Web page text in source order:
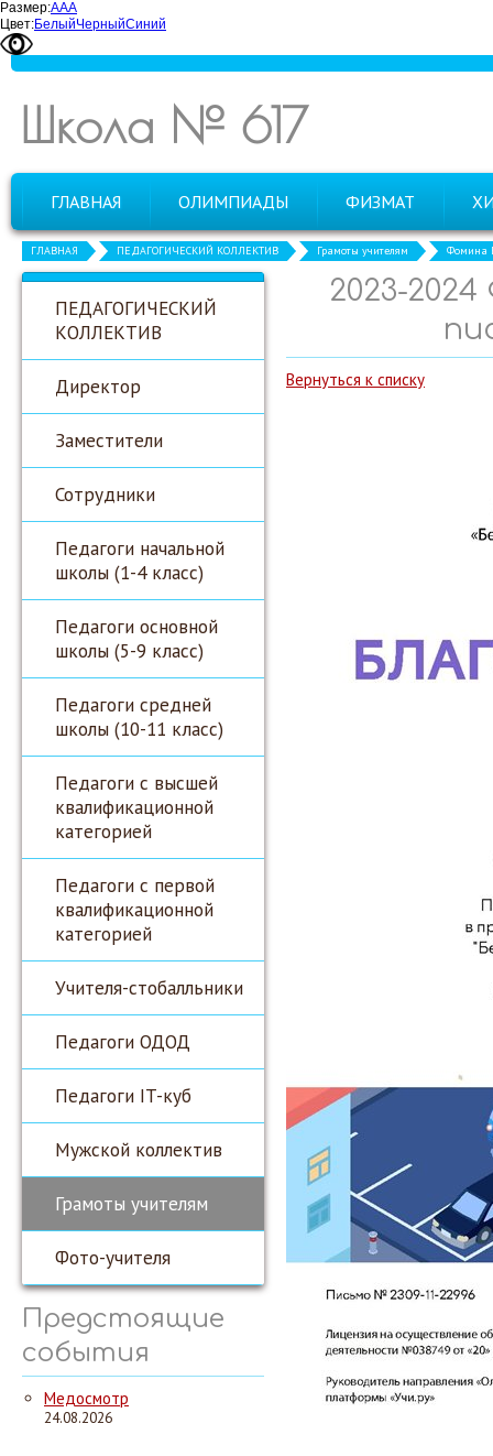
Размер:ААА
Цвет:БелыйЧерныйСиний
Школа № 617
ГЛАВНАЯ ОЛИМПИАДЫ ФИЗМАТ
ГЛАВНАЯ ПЕДАГОГИЧЕСКИЙ КОЛЛЕКТИВ Грамоты учителям Фомина
ПЕДАГОГИЧЕСКИЙ
КОЛЛЕКТИВ
Директор
Заместители
Сотрудники
Педагоги начальной
школы (1-4 класс)
Педагоги основной
школы (5-9 класс)
Педагоги средней
школы (10-11 класс)
Педагоги с высшей
квалификационной
категорией
Педагоги с первой
квалификационной
категорией
Учителя-стобалльники
Педагоги ОДОД
Педагоги IT-куб
Мужской коллектив
Грамоты учителям
Фото-учителя
Предстоящие
события
Медосмотр
24.08.2026
2023-
Вернуться к списку